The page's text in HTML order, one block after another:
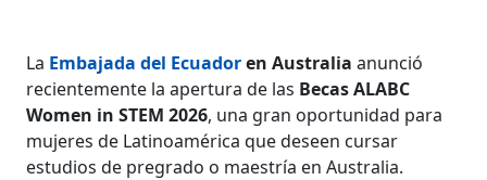
La Embajada del Ecuadoren Australia anunció
recientemente la apertura de las Becas ALABC
Women in STEM 2026, una gran oportunidad para
mujeres de Latinoamérica que deseen cursar
estudios de pregrado o maestría en Australia.